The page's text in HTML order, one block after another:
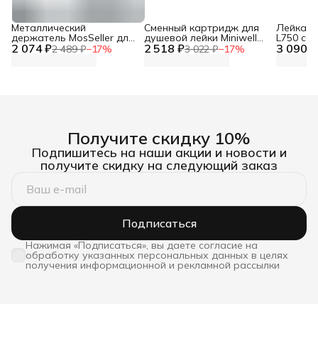
2 074 ₽2 489 ₽−17%
Металлический
держатель MosSeller для
смартфона с 2 518 ₽3 022 ₽−17%
Сменный картридж для
душевой лейки Miniwell
L750, угольный 3 090 ₽
Лейка
L750 со
Получите скидку 10%
Подпишитесь на наши акции и новости и
получите скидку на следующий заказ
Подписаться
Нажимая «Подписаться», вы даете согласие на
обработку указанных персональных данных в целях
получения информационной и рекламной рассылки